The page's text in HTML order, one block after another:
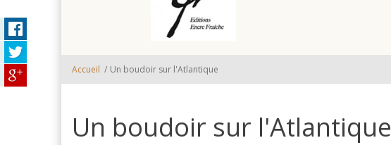
Accueil / Un boudoir sur l'Atlantique
Un boudoir sur l'Atlantique